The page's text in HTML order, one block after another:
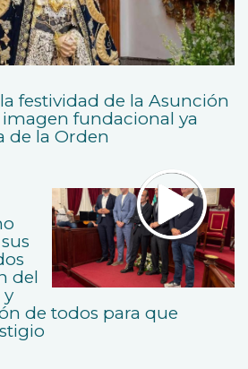
festividad de la Asunción
fundacional ya
de la Orden
del
y
de todos para que